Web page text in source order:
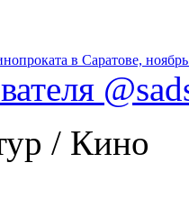
в Саратове,
/ Кино